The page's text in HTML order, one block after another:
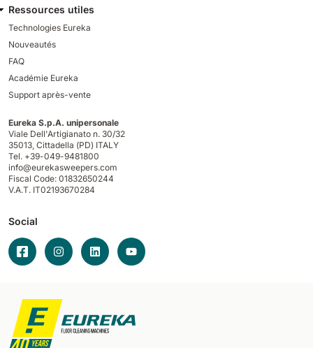
Ressources utiles
Technologies Eureka
Nouveautés
FAQ
Académie Eureka
Support après-vente
Eureka S.p.A. unipersonale
Viale Dell'Artigianato n. 30/32
35013, Cittadella (PD) ITALY
Tel. +39-049-9481800
info@eurekasweepers.com
Fiscal Code: 01832650244
V.A.T. IT02193670284
Social